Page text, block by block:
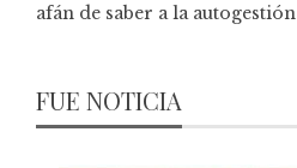
afán de saber a la autogestión
FUE NOTICIA